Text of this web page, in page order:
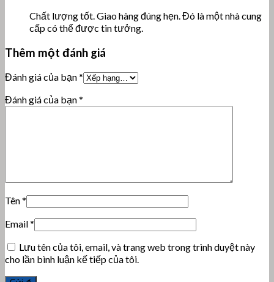
Chất lượng tốt. Giao hàng đúng hẹn. Đó là một nhà cung
cấp có thể được tin tưởng.
Thêm một đánh giá
Đánh giá của bạn*
Đánh giá của bạn*
Tên*
Email*
Lưu tên của tôi, email, và trang web trong trình duyệt này
cho lần bình luận kế tiếp của tôi.